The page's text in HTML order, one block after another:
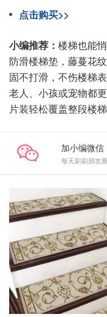
点击购买>>
小编推荐： 楼梯也能
防滑楼梯垫，藤蔓花
固不打滑，不伤楼梯
老人、小孩或宠物都
片装轻松覆盖整段楼
加小编微信
每天刷刷朋友